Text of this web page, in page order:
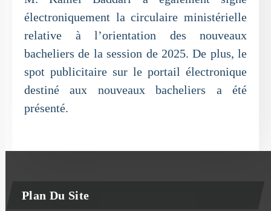
électroniquement la circulaire ministérielle
relative à l’orientation des nouveaux
bacheliers de la session de 2025. De plus, le
spot publicitaire sur le portail électronique
destiné aux nouveaux bacheliers a été
présenté.
Plan Du Site